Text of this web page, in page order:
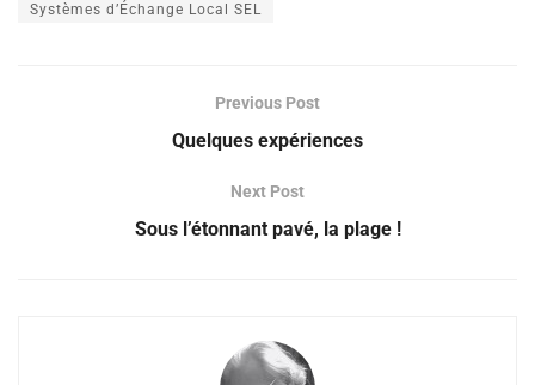
Systèmes d’Échange Local SEL
Previous Post
Quelques expériences
Next Post
Sous l’étonnant pavé, la plage !